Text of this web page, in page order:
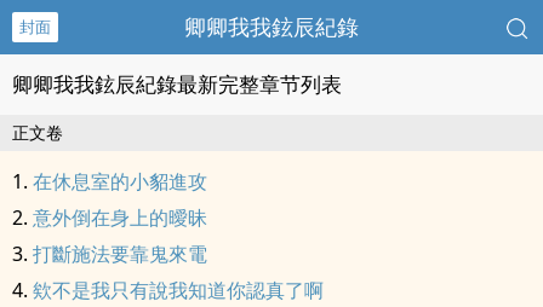
封面 卿卿我我鉉辰紀錄
卿卿我我鉉辰紀錄最新完整章节列表
正文卷
在休息室的小貂進攻
意外倒在身上的曖昧
打斷施法要靠鬼來電
欸不是我只有說我知道你認真了啊